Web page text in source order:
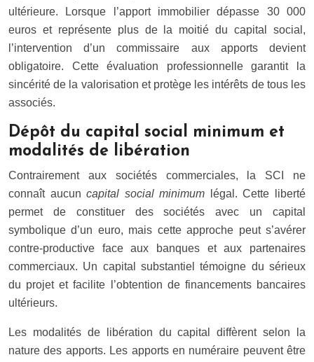
ultérieure. Lorsque l’apport immobilier dépasse 30 000
euros et représente plus de la moitié du capital social,
l’intervention d’un commissaire aux apports devient
obligatoire. Cette évaluation professionnelle garantit la
sincérité de la valorisation et protège les intérêts de tous les
associés.
Dépôt du capital social minimum et
modalités de libération
Contrairement aux sociétés commerciales, la SCI ne
connaît aucuncapital social minimum
légal. Cette liberté
permet de constituer des sociétés avec un capital
symbolique d’un euro, mais cette approche peut s’avérer
contre-productive face aux banques et aux partenaires
commerciaux. Un capital substantiel témoigne du sérieux
du projet et facilite l’obtention de financements bancaires
ultérieurs.
Les modalités de libération du capital diffèrent selon la
nature des apports. Les apports en numéraire peuvent être